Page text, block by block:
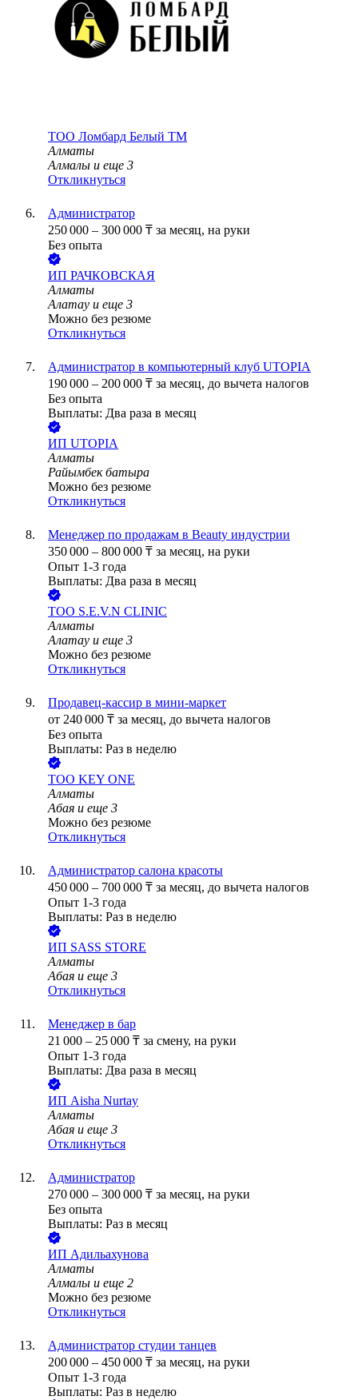
ТОО Ломбард Белый TM
Алматы
Алмалы и еще 3
Откликнуться
Администратор
250 000 – 300 000 ₸ за месяц, на руки
Без опыта
ИП РАЧКОВСКАЯ
Алматы
Алатау и еще 3
Можно без резюме
Откликнуться
Администратор в компьютерный клуб UTOPIA
190 000 – 200 000 ₸ за месяц, до вычета налогов
Без опыта
Выплаты: Два раза в месяц
ИП UTOPIA
Алматы
Райымбек батыра
Можно без резюме
Откликнуться
Менеджер по продажам в Beauty индустрии
350 000 – 800 000 ₸ за месяц, на руки
Опыт 1-3 года
Выплаты: Два раза в месяц
ТОО S.E.V.N CLINIC
Алматы
Алатау и еще 3
Можно без резюме
Откликнуться
Продавец-кассир в мини-маркет
от 240 000 ₸ за месяц, до вычета налогов
Без опыта
Выплаты: Раз в неделю
ТОО KEY ONE
Алматы
Абая и еще 3
Можно без резюме
Откликнуться
Администратор салона красоты
450 000 – 700 000 ₸ за месяц, до вычета налогов
Опыт 1-3 года
Выплаты: Раз в неделю
ИП SASS STORE
Алматы
Абая и еще 3
Откликнуться
Менеджер в бар
21 000 – 25 000 ₸ за смену, на руки
Опыт 1-3 года
Выплаты: Два раза в месяц
ИП Aisha Nurtay
Алматы
Абая и еще 3
Откликнуться
Администратор
270 000 – 300 000 ₸ за месяц, на руки
Без опыта
Выплаты: Раз в месяц
ИП Адильахунова
Алматы
Алмалы и еще 2
Можно без резюме
Откликнуться
Администратор студии танцев
200 000 – 450 000 ₸ за месяц, на руки
Опыт 1-3 года
Выплаты: Раз в неделю